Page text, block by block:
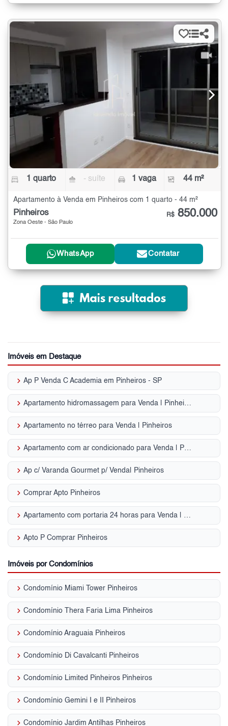
1 quarto - suíte 1 vaga 44 m²
Apartamento à Venda em Pinheiros com 1 quarto - 44 m²
Pinheiros
Zona Oeste - São Paulo
R$ 850.000
WhatsApp Contatar
Imóveis em Destaque
keyboard_arrow_right Ap P Venda C Academia em Pinheiros - SP
keyboard_arrow_right Apartamento hidromassagem para Venda | Pinheiros
keyboard_arrow_right Apartamento no térreo para Venda | Pinheiros
keyboard_arrow_right Apartamento com ar condicionado para Venda | Pinheiros
keyboard_arrow_right Ap c/ Varanda Gourmet p/ Venda| Pinheiros
keyboard_arrow_right Comprar Apto Pinheiros
keyboard_arrow_right Apartamento com portaria 24 horas para Venda | Pinheiros
keyboard_arrow_right Apto P Comprar Pinheiros
Imóveis por Condomínios
keyboard_arrow_right Condomínio Miami Tower Pinheiros
keyboard_arrow_right Condomínio Thera Faria Lima Pinheiros
keyboard_arrow_right Condomínio Araguaia Pinheiros
keyboard_arrow_right Condomínio Di Cavalcanti Pinheiros
keyboard_arrow_right Condomínio Limited Pinheiros Pinheiros
keyboard_arrow_right Condomínio Gemini I e II Pinheiros
keyboard_arrow_right Condomínio Jardim Antilhas Pinheiros